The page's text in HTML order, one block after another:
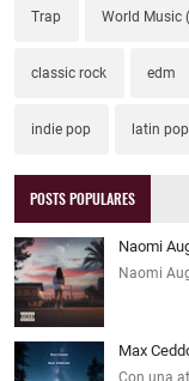
Trap World Music
classic rock edm
indie pop latin pop
POSTS POPULARES
Naomi
Naomi
Max
Con una